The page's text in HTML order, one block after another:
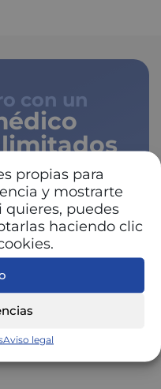
propias para
y mostrarte
quieres, puedes
haciendo clic
Aviso legal
con un
tu